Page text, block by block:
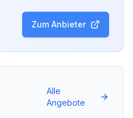
Zum Anbieter
Alle
Angebote